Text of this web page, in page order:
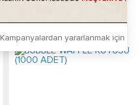
Kampanyalardan yararlanmak için